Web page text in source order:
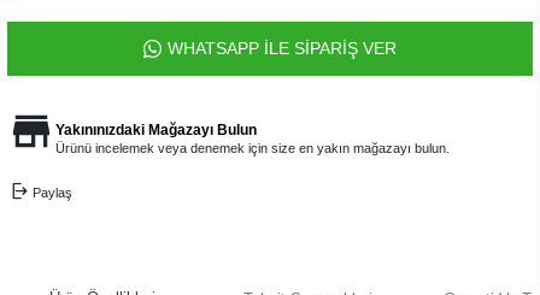
WHATSAPP İLE SİPARİŞ VER
Yakınınızdaki Mağazayı Bulun
Ürünü incelemek veya denemek için size en yakın mağazayı bulun.
Paylaş